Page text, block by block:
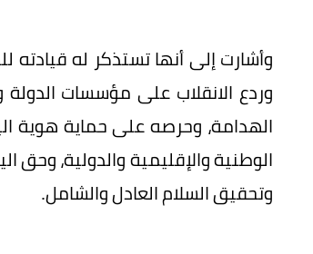
وأشارت إلى أنها تستذكر له قيادته
وردع الانقلاب على مؤسسات
الهدامة، وحرصه على حماية هوية
الوطنية والإقليمية والدولية، وحق
وتحقيق السلام العادل والشامل.